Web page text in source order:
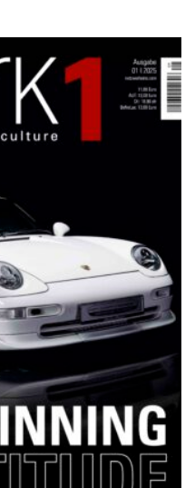
STORE BY WERK1
| cars |
jetzt die
01 | 2025
online